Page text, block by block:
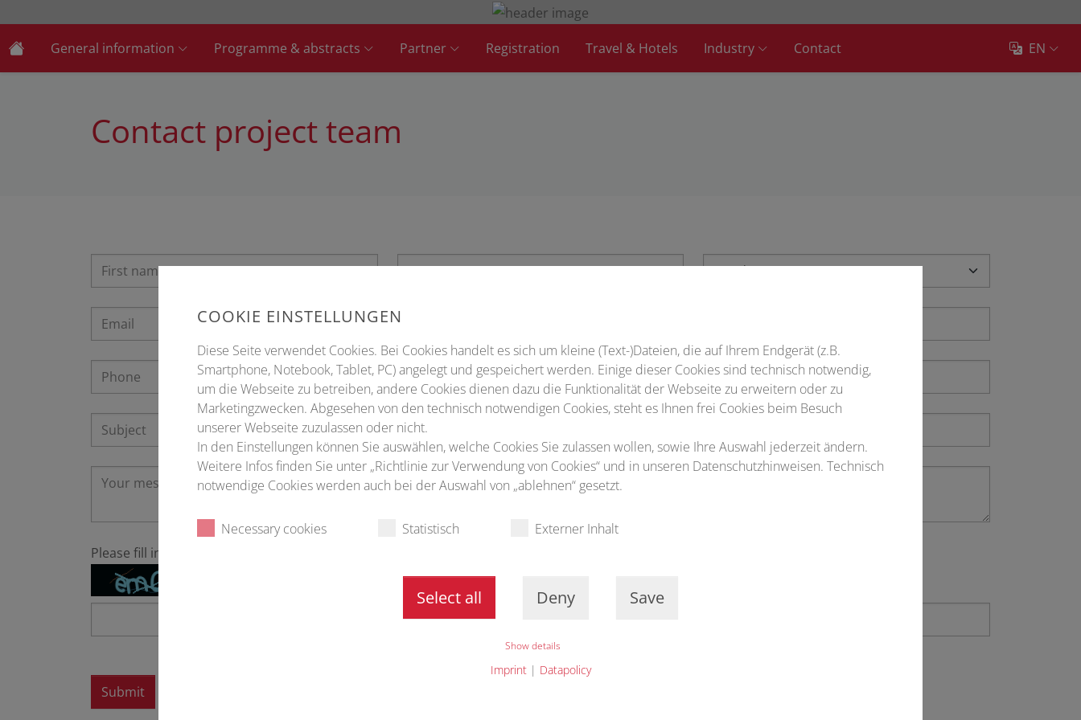
General information Programme & abstracts Partner Registration Travel & Hotels Industry Contact EN
Contact project team
Please fill in
Submit
COOKIE EINSTELLUNGEN
Diese Seite verwendet Cookies. Bei Cookies handelt es sich um kleine (Text-)Dateien, die auf Ihrem Endgerät (z.B.
Smartphone, Notebook, Tablet, PC) angelegt und gespeichert werden. Einige dieser Cookies sind technisch notwendig,
um die Webseite zu betreiben, andere Cookies dienen dazu die Funktionalität der Webseite zu erweitern oder zu
Marketingzwecken. Abgesehen von den technisch notwendigen Cookies, steht es Ihnen frei Cookies beim Besuch
unserer Webseite zuzulassen oder nicht.
In den Einstellungen können Sie auswählen, welche Cookies Sie zulassen wollen, sowie Ihre Auswahl jederzeit ändern.
Weitere Infos finden Sie unter „Richtlinie zur Verwendung von Cookies“ und in unseren Datenschutzhinweisen. Technisch
notwendige Cookies werden auch bei der Auswahl von „ablehnen“ gesetzt.
Necessary cookies Statistisch Externer Inhalt
Select all Deny Save
Show details
Imprint| Datapolicy